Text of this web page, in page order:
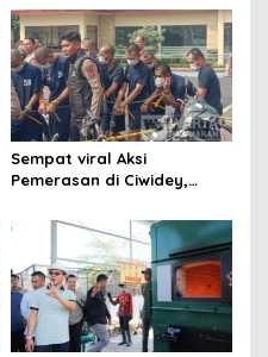
Kiaracondong
Sempat viral Aksi
Pemerasan di Ciwidey,
Pelaku